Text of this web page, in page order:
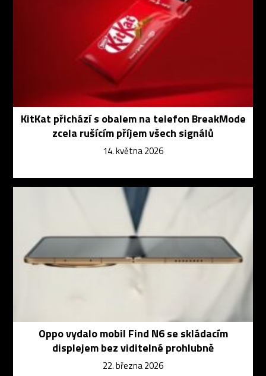
KitKat přichází s obalem na telefon BreakMode
zcela rušícím příjem všech signálů
14. května 2026
Oppo vydalo mobil Find N6 se skládacím
displejem bez viditelné prohlubně
22. března 2026